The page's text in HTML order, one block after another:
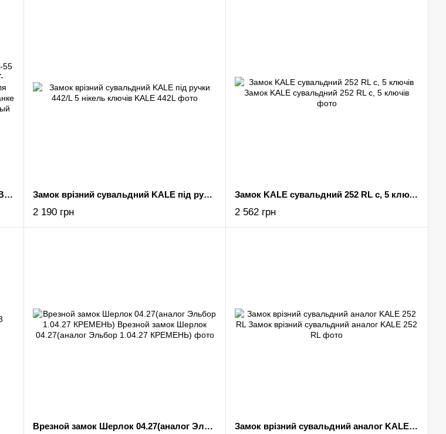
Комплект для входной двери BRUNO BR-55 (ручка на планке + сувальдный замок CY-5555F + 5кл) черный (33411) Замок врізний сувальдний KALE під ручки 442/L 5 нікель ключів
2 190 грн
Замок KALE сувальдний 252 RL c, 5 ключів
2 562 грн
Врезной замок Шерлок 04.27(аналог Эльбор 1.04.27 КРЕМЕНЬ) Замок врізний сувальдний аналог KALE 252 RL